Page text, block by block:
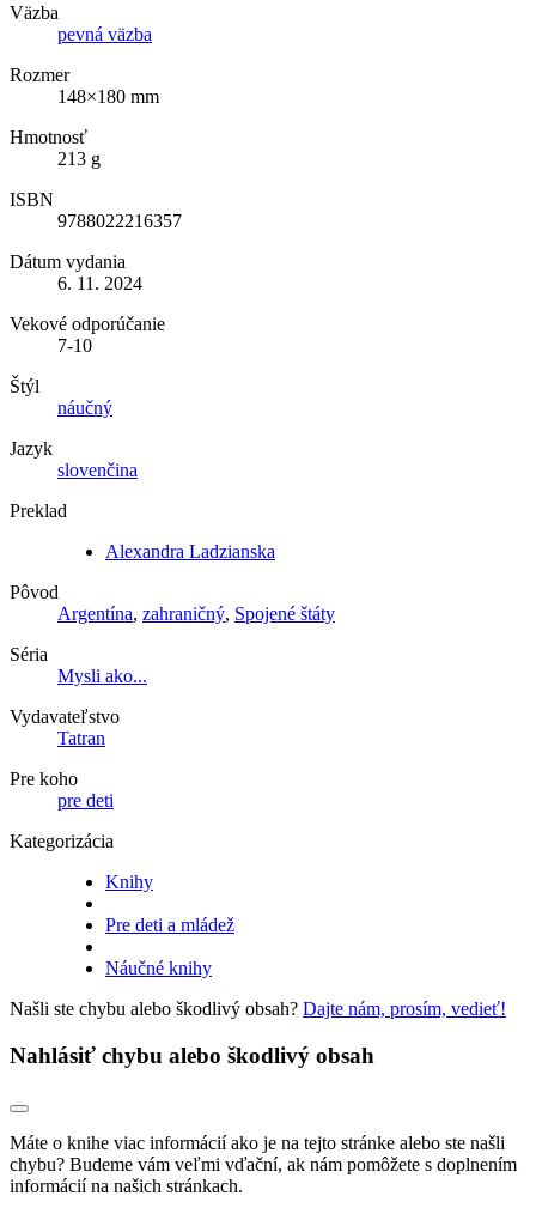
Väzba
pevná väzba
Rozmer
148×180 mm
Hmotnosť
213 g
ISBN
9788022216357
Dátum vydania
6. 11. 2024
Vekové odporúčanie
7-10
Štýl
náučný
Jazyk
slovenčina
Preklad
Alexandra Ladzianska
Pôvod
Argentína, zahraničný, Spojené štáty
Séria
Mysli ako...
Vydavateľstvo
Tatran
Pre koho
pre deti
Kategorizácia
Knihy
Pre deti a mládež
Náučné knihy
Našli ste chybu alebo škodlivý obsah? Dajte nám, prosím, vedieť!
Nahlásiť chybu alebo škodlivý obsah
Máte o knihe viac informácií ako je na tejto stránke alebo ste našli
chybu? Budeme vám veľmi vďační, ak nám pomôžete s doplnením
informácií na našich stránkach.